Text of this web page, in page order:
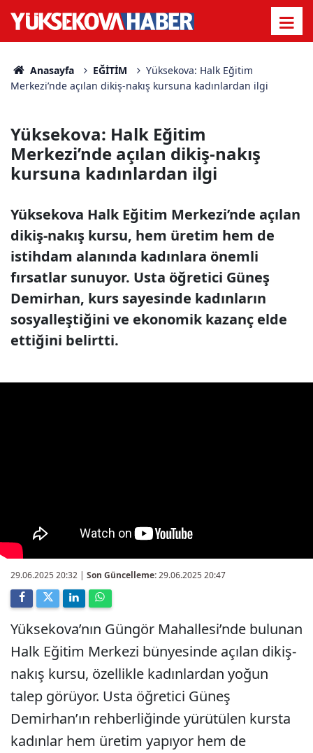
Anasayfa EĞİTİM
Yüksekova: Halk Eğitim
Merkezi’nde açılan dikiş-nakış kursuna kadınlardan ilgi
Yüksekova: Halk Eğitim
Merkezi’nde açılan dikiş-nakış
kursuna kadınlardan ilgi
Yüksekova Halk Eğitim Merkezi’nde açılan
dikiş-nakış kursu, hem üretim hem de
istihdam alanında kadınlara önemli
fırsatlar sunuyor. Usta öğretici Güneş
Demirhan, kurs sayesinde kadınların
sosyalleştiğini ve ekonomik kazanç elde
ettiğini belirtti.
29.06.2025 20:32 | Son Güncelleme:29.06.2025 20:47
Yüksekova’nın Güngör Mahallesi’nde bulunan
Halk Eğitim Merkezi bünyesinde açılan dikiş-
nakış kursu, özellikle kadınlardan yoğun
talep görüyor. Usta öğretici Güneş
Demirhan’ın rehberliğinde yürütülen kursta
kadınlar hem üretim yapıyor hem de